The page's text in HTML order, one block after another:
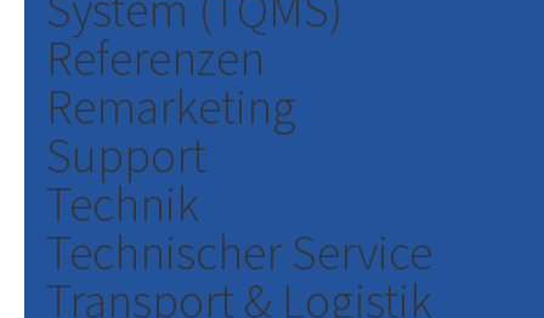
Referenzen
Remarketing
Support
Technik
Technischer Service
Transport & Logistik